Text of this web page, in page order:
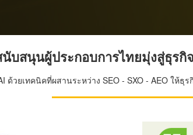
บสนุนผู้ประกอบการไทยมุ่งสู่ธุรกิ
ด้วยเทคนิคที่ผสานระหว่าง SEO - SXO - AEO ใ